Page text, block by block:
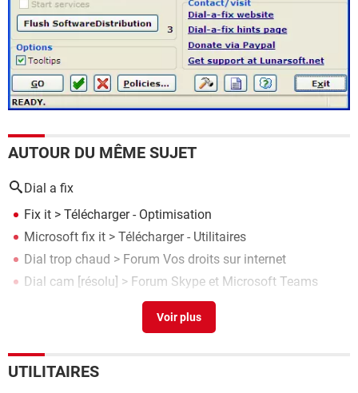
AUTOUR DU MÊME SUJET
Dial a fix
Fix it > Télécharger - Optimisation
Microsoft fix it > Télécharger - Utilitaires
Dial trop chaud > Forum Vos droits sur internet
Dial cam [résolu] > Forum Skype et Microsoft Teams
Forum Consommation & Internet
UTILITAIRES